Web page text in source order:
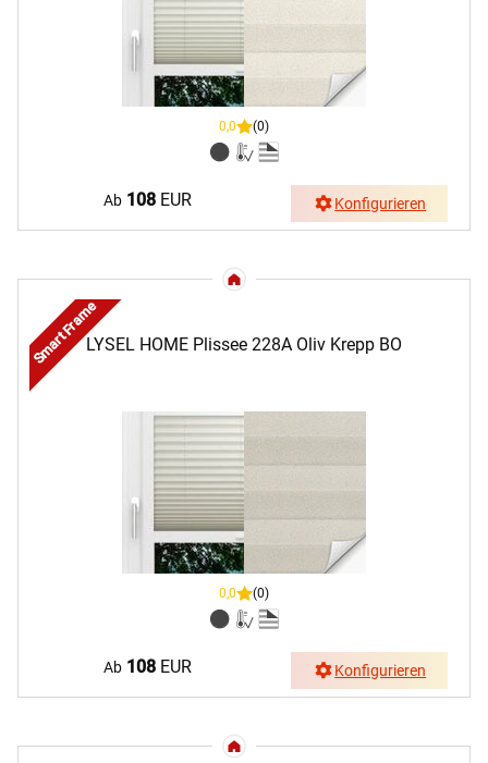
0,0 (0)
Ab 108EUR Konfigurieren
LYSEL HOME Plissee 228A Oliv Krepp BO
Smart Frame
0,0 (0)
Ab 108EUR Konfigurieren